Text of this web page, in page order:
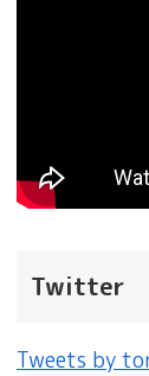
Twitter
Tweets by